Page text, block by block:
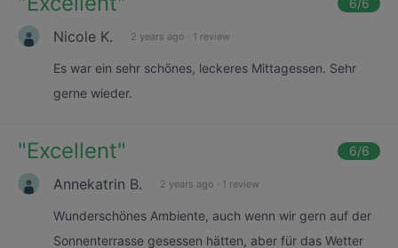
6/6
Nicole K. 2 years ago · 1 review
Es war ein sehr schönes, leckeres Mittagessen. Sehr
gerne wieder.
"Excellent" 6/6
Annekatrin B. 2 years ago · 1 review
Wunderschönes Ambiente, auch wenn wir gern auf der
Sonnenterrasse gesessen hätten, aber für das Wetter